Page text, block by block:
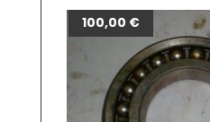
100,00 €